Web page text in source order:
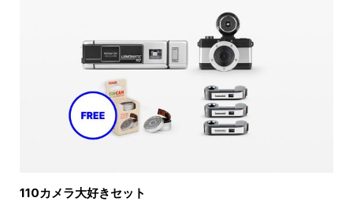
110カメラ大好きセット